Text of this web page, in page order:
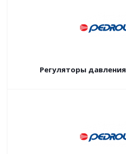
Регуляторы